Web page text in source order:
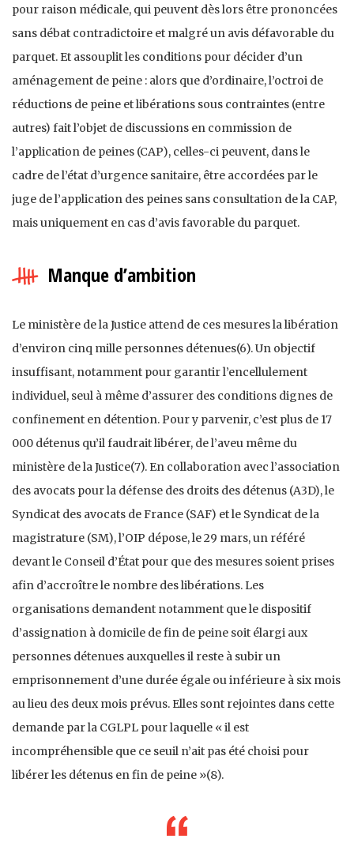
pour raison médicale, qui peuvent dès lors être prononcées
sans débat contradictoire et malgré un avis défavorable du
parquet. Et assouplit les conditions pour décider d’un
aménagement de peine : alors que d’ordinaire, l’octroi de
réductions de peine et libérations sous contraintes (entre
autres) fait l’objet de discussions en commission de
l’application de peines (CAP), celles-ci peuvent, dans le
cadre de l’état d’urgence sanitaire, être accordées par le
juge de l’application des peines sans consultation de la CAP,
mais uniquement en cas d’avis favorable du parquet.
Manque d’ambition
Le ministère de la Justice attend de ces mesures la libération
d’environ cinq mille personnes détenues(6). Un objectif
insuffisant, notamment pour garantir l’encellulement
individuel, seul à même d’assurer des conditions dignes de
confinement en détention. Pour y parvenir, c’est plus de 17
000 détenus qu’il faudrait libérer, de l’aveu même du
ministère de la Justice(7). En collaboration avec l’association
des avocats pour la défense des droits des détenus (A3D), le
Syndicat des avocats de France (SAF) et le Syndicat de la
magistrature (SM), l’OIP dépose, le 29 mars, un référé
devant le Conseil d’État pour que des mesures soient prises
afin d’accroître le nombre des libérations. Les
organisations demandent notamment que le dispositif
d’assignation à domicile de fin de peine soit élargi aux
personnes détenues auxquelles il reste à subir un
emprisonnement d’une durée égale ou inférieure à six mois
au lieu des deux mois prévus. Elles sont rejointes dans cette
demande par la CGLPL pour laquelle « il est
incompréhensible que ce seuil n’ait pas été choisi pour
libérer les détenus en fin de peine »(8).